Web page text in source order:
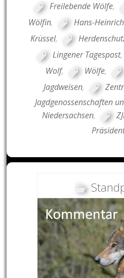
Freilebende Wölfe,
Wölfin, Hans-
Krüssel,
Lingener Tagespost,
Wolf, Wölfe,
Jagdweisen,
Jagdgenossenschaften
Niedersachsen,